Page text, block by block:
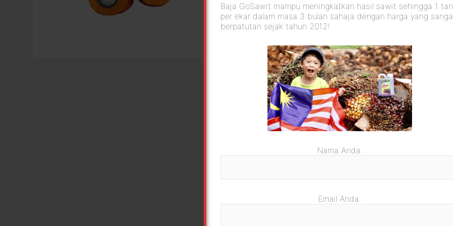
Baja GoSawit mampu meningkatkan hasil sawit sehingga 1 tan
per ekar dalam masa 3 bulan sahaja dengan harga yang
berpatutan sejak tahun 2012!
Nama Anda:
Email Anda: